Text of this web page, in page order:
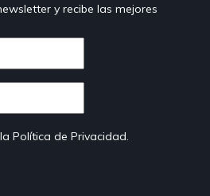
y recibe las mejores
Política de Privacidad.